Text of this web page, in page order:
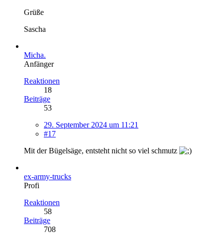
Grüße
Sascha
Micha.
Anfänger
Reaktionen
18
Beiträge
53
29. September 2024 um 11:21
#17
Mit der Bügelsäge, entsteht nicht so viel schmutz
ex-army-trucks
Profi
Reaktionen
58
Beiträge
708